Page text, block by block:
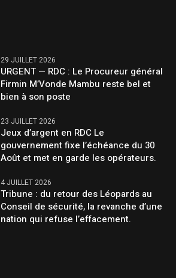
29 JUILLET 2026
URGENT — RDC : Le Procureur général
Firmin M’Vonde Mambu reste bel et
bien à son poste
23 JUILLET 2026
Jeux d’argent en RDC Le
gouvernement fixe l’échéance du 30
Août et met en garde les opérateurs.
4 JUILLET 2026
Tribune : du retour des Léopards au
Conseil de sécurité, la revanche d’une
nation qui refuse l’effacement.